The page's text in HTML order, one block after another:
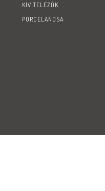
KIVITELEZŐK
PORCELANOSA